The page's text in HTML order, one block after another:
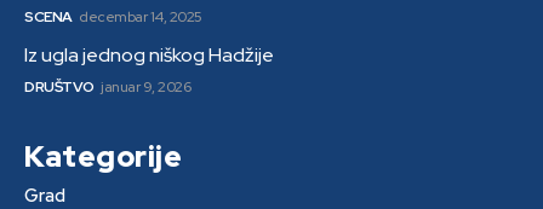
SCENA decembar 14, 2025
Iz ugla jednog niškog Hadžije
DRUŠTVO januar 9, 2026
Kategorije
Grad